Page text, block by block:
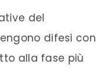
del
difesi con
alla fase più